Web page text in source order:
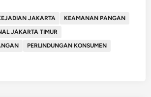
JAKARTA
KEAMANAN PANGAN
JAKARTA TIMUR
PERLINDUNGAN KONSUMEN